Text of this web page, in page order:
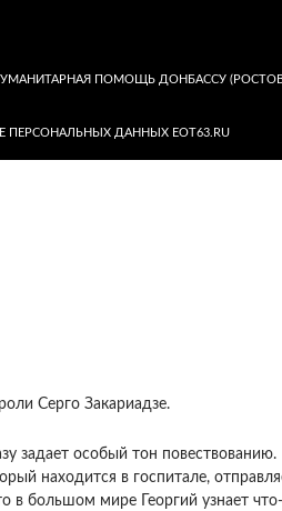
ПОМОЩЬ ДОНБАССУ
ПЕРСОНАЛЬНЫХ ДАННЫХ EOT63.RU
Серго Закариадзе.
задает особый тон повествованию.
находится в госпитале,
в большом мире Георгий узнает